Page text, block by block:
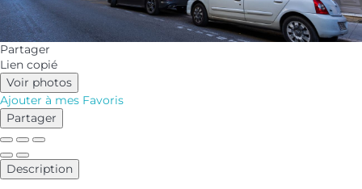
Partager
Lien copié
Voir photos
Ajouter à mes Favoris
Partager
Description